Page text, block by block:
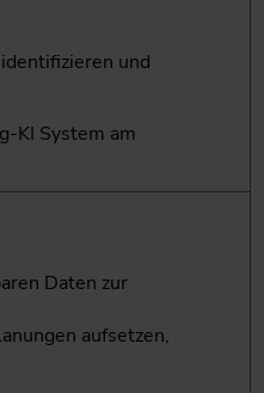
und
KI System am
Daten zur
aufsetzen,